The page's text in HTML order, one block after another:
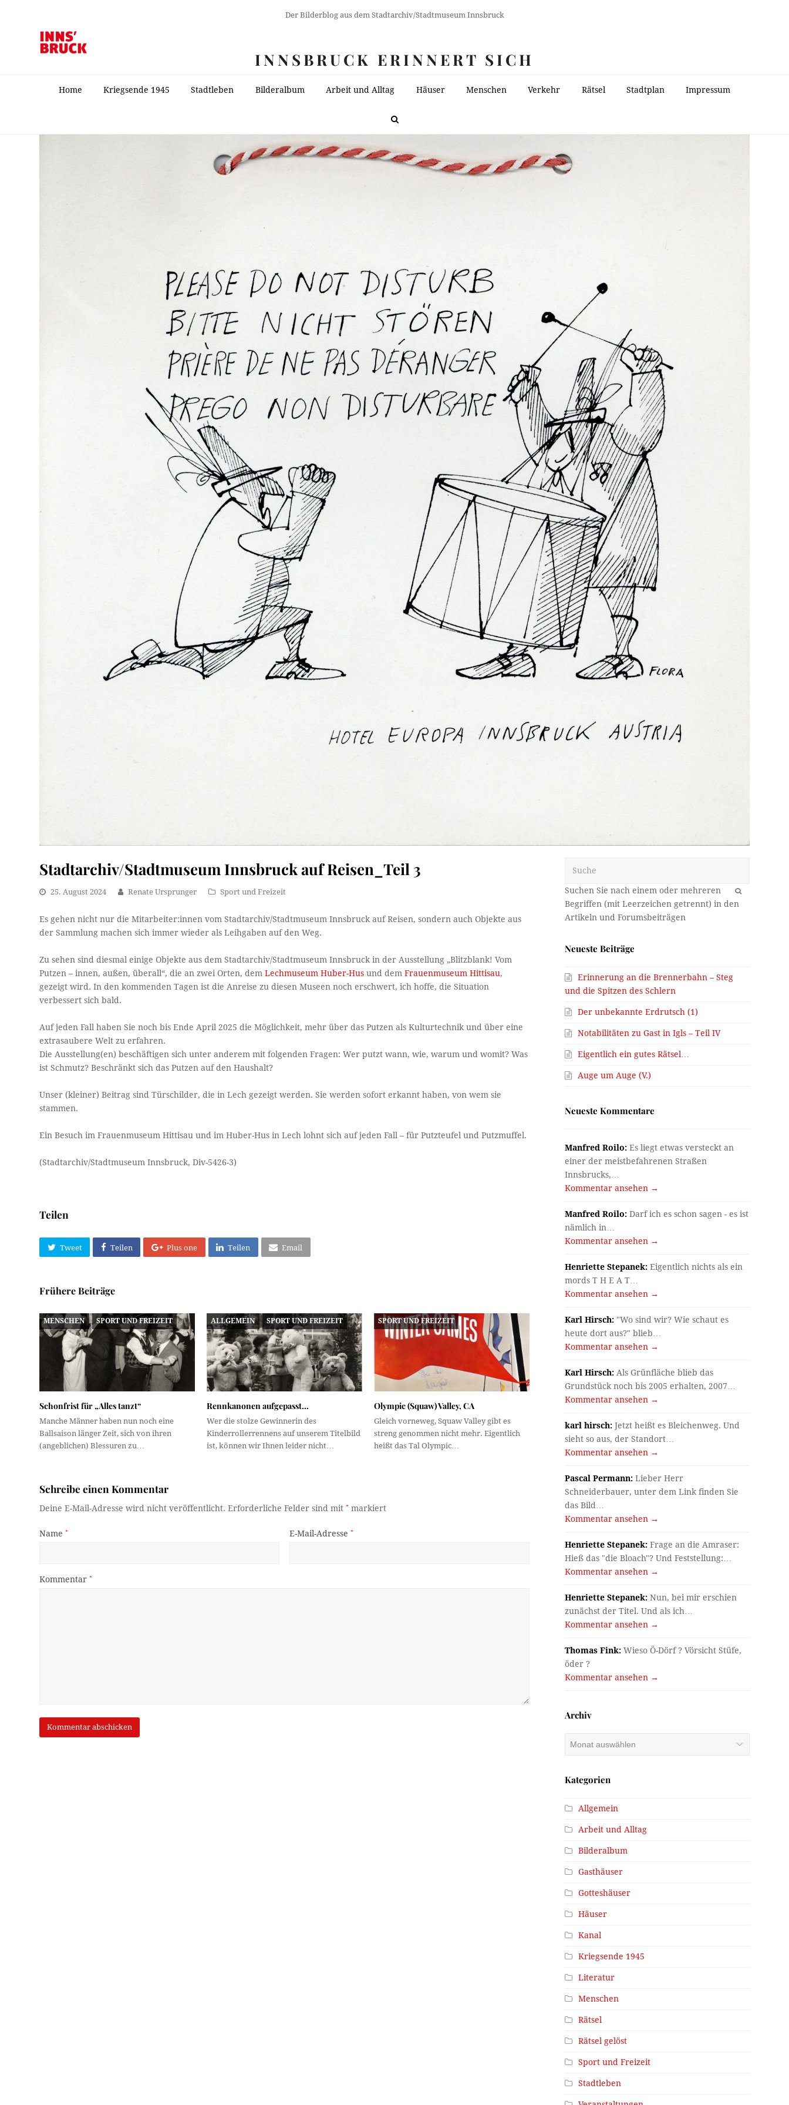
Der Bilderblog aus dem Stadtarchiv/Stadtmuseum Innsbruck
INNSBRUCK ERINNERT SICH
Home Kriegsende 1945 Stadtleben Bilderalbum Arbeit und Alltag Häuser Menschen Verkehr Rätsel Stadtplan Impressum
Stadtarchiv/Stadtmuseum Innsbruck auf Reisen_Teil 3
25. August 2024 Renate Ursprunger Sport und Freizeit
Es gehen nicht nur die Mitarbeiter:innen vom Stadtarchiv/Stadtmuseum Innsbruck auf Reisen, sondern auch Objekte aus
der Sammlung machen sich immer wieder als Leihgaben auf den Weg.
Zu sehen sind diesmal einige Objekte aus dem Stadtarchiv/Stadtmuseum Innsbruck in der Ausstellung „Blitzblank! Vom
Putzen – innen, außen, überall“, die an zwei Orten, demLechmuseum Huber-Hus und demFrauenmuseum Hittisau,
gezeigt wird. In den kommenden Tagen ist die Anreise zu diesen Museen noch erschwert, ich hoffe, die Situation
verbessert sich bald.
Auf jeden Fall haben Sie noch bis Ende April 2025 die Möglichkeit, mehr über das Putzen als Kulturtechnik und über eine
extrasaubere Welt zu erfahren.
Die Ausstellung(en) beschäftigen sich unter anderem mit folgenden Fragen: Wer putzt wann, wie, warum und womit? Was
ist Schmutz? Beschränkt sich das Putzen auf den Haushalt?
Unser (kleiner) Beitrag sind Türschilder, die in Lech gezeigt werden. Sie werden sofort erkannt haben, von wem sie
stammen.
Ein Besuch im Frauenmuseum Hittisau und im Huber-Hus in Lech lohnt sich auf jeden Fall – für Putzteufel und Putzmuffel.
(Stadtarchiv/Stadtmuseum Innsbruck, Div-5426-3)
Teilen
Tweet Teilen Plus one Teilen Email
Frühere Beiträge
MENSCHEN SPORT UND FREIZEIT
Schonfrist für „Alles tanzt“
Manche Männer haben nun noch eine
Ballsaison länger Zeit, sich von ihren
(angeblichen) Blessuren zu…
ALLGEMEIN SPORT UND FREIZEIT
Rennkanonen aufgepasst…
Wer die stolze Gewinnerin des
Kinderrollerrennens auf unserem Titelbild
ist, können wir Ihnen leider nicht…
SPORT UND FREIZEIT
Olympic (Squaw) Valley, CA
Gleich vorneweg, Squaw Valley gibt es
streng genommen nicht mehr. Eigentlich
heißt das Tal Olympic…
Schreibe einen Kommentar
Deine E-Mail-Adresse wird nicht veröffentlicht. Erforderliche Felder sind mit* markiert
Name* E-Mail-Adresse *
Kommentar*
OK
Neueste Beiträge
Erinnerung an die Brennerbahn – Steg
und die Spitzen des Schlern
Der unbekannte Erdrutsch (1)
Notabilitäten zu Gast in Igls – Teil IV
Eigentlich ein gutes Rätsel…
Auge um Auge (V.)
Neueste Kommentare
Manfred Roilo: Es liegt etwas versteckt an
einer der meistbefahrenen Straßen
Innsbrucks,…
Kommentar ansehen →
Manfred Roilo: Darf ich es schon sagen - es ist
nämlich in…
Kommentar ansehen →
Henriette Stepanek: Eigentlich nichts als ein
mords T H E A T…
Kommentar ansehen →
Karl Hirsch: "Wo sind wir? Wie schaut es
heute dort aus?" blieb…
Kommentar ansehen →
Karl Hirsch: Als Grünfläche blieb das
Grundstück noch bis 2005 erhalten, 2007…
Kommentar ansehen →
karl hirsch: Jetzt heißt es Bleichenweg. Und
sieht so aus, der Standort…
Kommentar ansehen →
Pascal Permann: Lieber Herr
Schneiderbauer, unter dem Link finden Sie
das Bild…
Kommentar ansehen →
Henriette Stepanek: Frage an die Amraser:
Hieß das "die Bloach"? Und Feststellung:…
Kommentar ansehen →
Henriette Stepanek: Nun, bei mir erschien
zunächst der Titel. Und als ich…
Kommentar ansehen →
Thomas Fink: Wieso Ö-Dörf ? Vörsicht Stüfe,
öder ?
Kommentar ansehen →
Archiv
Kategorien
Allgemein
Arbeit und Alltag
Bilderalbum
Gasthäuser
Gotteshäuser
Häuser
Kanal
Kriegsende 1945
Literatur
Menschen
Rätsel
Rätsel gelöst
Sport und Freizeit
Stadtleben